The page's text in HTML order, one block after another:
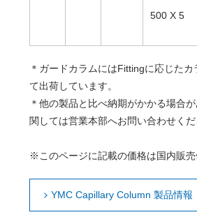
500 X 5
＊ガードカラムにはFittingに応じた
て出荷しています。
＊他の製品と比べ納期がかかる場合
関しては営業本部へお問い合わせくだ
※このページに記載の価格は国内販売
YMC Capillary Column 製品情報